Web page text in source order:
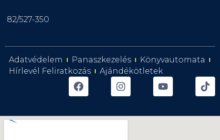
82/527-350
Adatvédelem Panaszkezelés
Könyvautomata
Hírlevél Feliratkozás
Ajándékötletek